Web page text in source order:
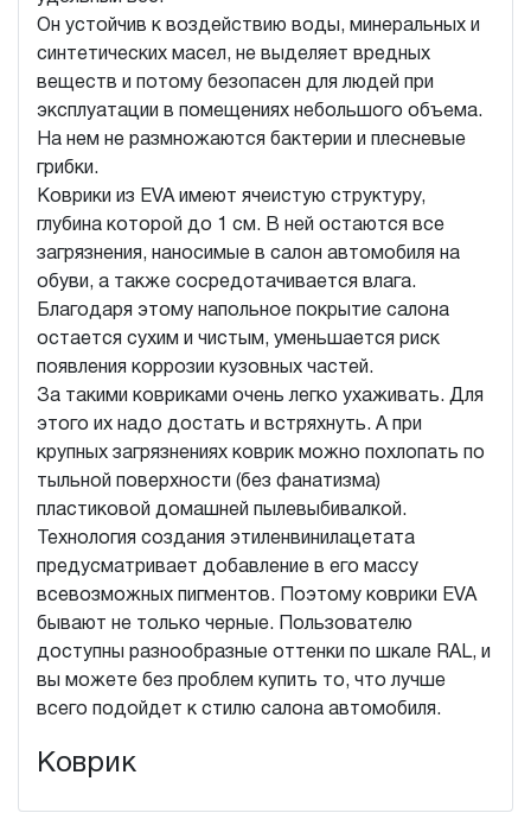
Он устойчив к воздействию воды, минеральных и
синтетических масел, не выделяет вредных
веществ и потому безопасен для людей при
эксплуатации в помещениях небольшого объема.
На нем не размножаются бактерии и плесневые
грибки.
Коврики из EVA имеют ячеистую структуру,
глубина которой до 1 см. В ней остаются все
загрязнения, наносимые в салон автомобиля на
обуви, а также сосредотачивается влага.
Благодаря этому напольное покрытие салона
остается сухим и чистым, уменьшается риск
появления коррозии кузовных частей.
За такими ковриками очень легко ухаживать. Для
этого их надо достать и встряхнуть. А при
крупных загрязнениях коврик можно похлопать по
тыльной поверхности (без фанатизма)
пластиковой домашней пылевыбивалкой.
Технология создания этиленвинилацетата
предусматривает добавление в его массу
всевозможных пигментов. Поэтому коврики EVA
бывают не только черные. Пользователю
доступны разнообразные оттенки по шкале RAL, и
вы можете без проблем купить то, что лучше
всего подойдет к стилю салона автомобиля.
Коврик